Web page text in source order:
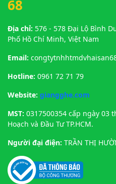
68
Địa chỉ: 576 - 578 Đại Lộ Bình
Phố Hồ Chí Minh, Việt Nam
Email:
Hotline: 0961 72 71 79
Website: giangghe.com
MST: 0317500354 cấp ngày 03
Hoạch và Đầu Tư TP.HCM.
Người đại điện: TRẦN THỊ